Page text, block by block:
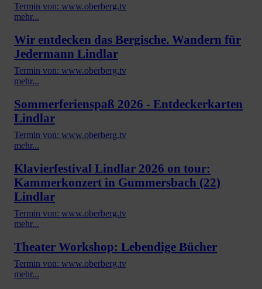
Termin von: www.oberberg.tv
mehr...
Wir entdecken das Bergische. Wandern für
Jedermann Lindlar
Termin von: www.oberberg.tv
mehr...
Sommerferienspaß 2026 - Entdeckerkarten
Lindlar
Termin von: www.oberberg.tv
mehr...
Klavierfestival Lindlar 2026 on tour:
Kammerkonzert in Gummersbach (22)
Lindlar
Termin von: www.oberberg.tv
mehr...
Theater Workshop: Lebendige Bücher
Termin von: www.oberberg.tv
mehr...